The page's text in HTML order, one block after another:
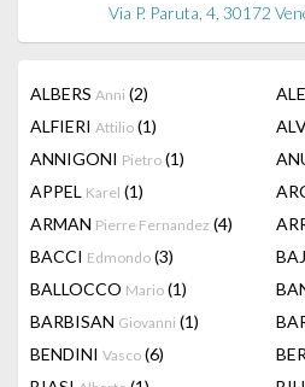
Via P. Paruta, 4, 30172
ALBERS Anni (2)
ALFIERI Attilio (1)
ANNIGONI Pietro (1)
APPEL Karel (1)
ARMAN Pierre Fernandez (4)
BACCI Edmondo (3) BAJ
BALLOCCO Mario (1)
BARBISAN Giovanni (1)
BENDINI Vasco (6)